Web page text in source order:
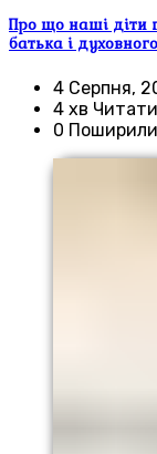
Про що наші діти
батька і
4 Серпня,
4 хв Читати
0 Поширили